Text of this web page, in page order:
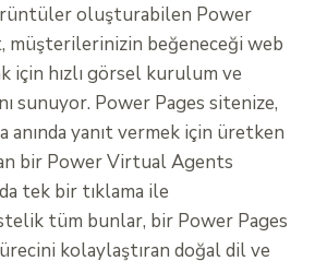
oluşturabilen Power
müşterilerinizin beğeneceği web
hızlı görsel kurulum ve
sunuyor. Power Pages sitenize,
anında yanıt vermek için üretken
bir Power Virtual Agents
tek bir tıklama ile
tüm bunlar, bir Power Pages
kolaylaştıran doğal dil ve